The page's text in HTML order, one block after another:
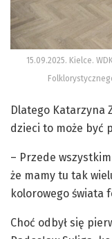
15.09.2025. Kielce.
Dlatego Katarzyna
dzieci to może być
– Przede
że mamy tu tak
kolorowego świata
Choć odbył się